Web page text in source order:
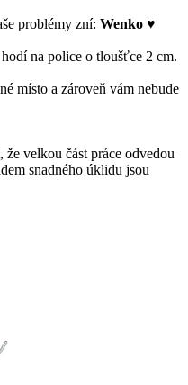
problémy zní: Wenko ♥
na police o tloušťce 2 cm.
místo a zároveň vám nebude
velkou část práce odvedou
snadného úklidu jsou